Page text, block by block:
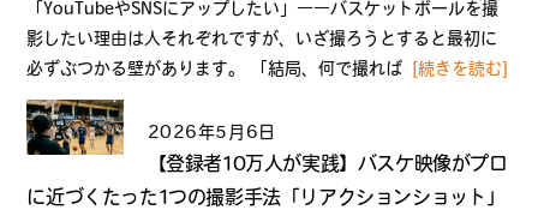
「YouTubeやSNSにアップしたい」――バスケットボールを撮
影したい理由は人それぞれですが、いざ撮ろうとすると最初に
必ずぶつかる壁があります。 「結局、何で撮れば
[続きを読む]
2026年5月6日
【登録者10万人が実践】バスケ映像がプロ
に近づくたった1つの撮影手法「リアクションショット」